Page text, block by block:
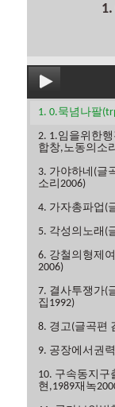
1. 0.묵념나팔
2. 1.임을위한
합창,노동의소
3. 가야하네(글
소리2006)
4. 가자총파업(
5. 각성의노래(
6. 강철의형제
2006)
7. 결사투쟁가(
집1992)
8. 경고(글곡편
9. 공장에서권
10. 구속동지
현,1989재녹